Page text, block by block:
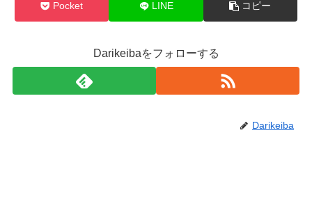
Pocket LINE コピー
Darikeibaをフォローする
Darikeiba